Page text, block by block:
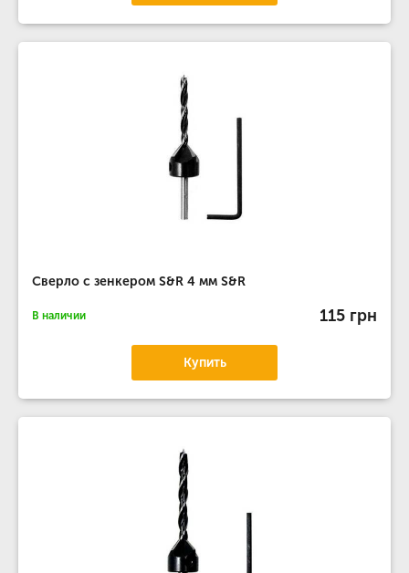
Сверло с зенкером S&R 4 мм S&R
В наличии 115 грн
Купить